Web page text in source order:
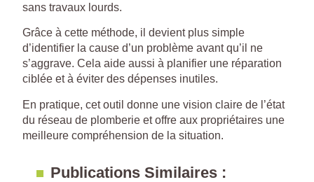
sans travaux lourds.
Grâce à cette méthode, il devient plus simple
d’identifier la cause d’un problème avant qu’il ne
s’aggrave. Cela aide aussi à planifier une réparation
ciblée et à éviter des dépenses inutiles.
En pratique, cet outil donne une vision claire de l’état
du réseau de plomberie et offre aux propriétaires une
meilleure compréhension de la situation.
Publications Similaires :